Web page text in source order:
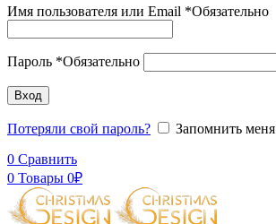
Имя пользователя или Email *Обязательно
Пароль *Обязательно
Вход
Потеряли свой пароль?
Запомнить меня
0 Сравнить
0 Товары 0₽